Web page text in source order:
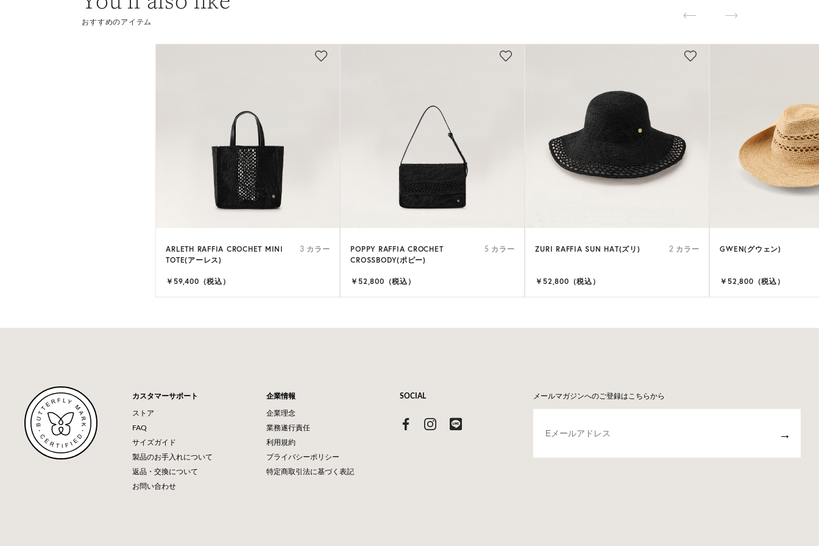
おすすめのアイテム
ARLETH RAFFIA CROCHET MINI
TOTE(アーレス)
3 カラー
￥59,400（税込）
POPPY RAFFIA CROCHET
CROSSBODY(ポピー)
5 カラー
￥52,800（税込）
ZURI RAFFIA SUN HAT(ズリ) 2 カラー
￥52,800（税込）
GWEN(グウェン)
￥52,800（税込）
メールマガジンへのご登録はこちらから
→
カスタマーサポート
ストア
FAQ
サイズガイド
製品のお手入れについて
返品・交換について
お問い合わせ
企業情報
企業理念
業務遂行責任
利用規約
プライバシーポリシー
特定商取引法に基づく表記
SOCIAL